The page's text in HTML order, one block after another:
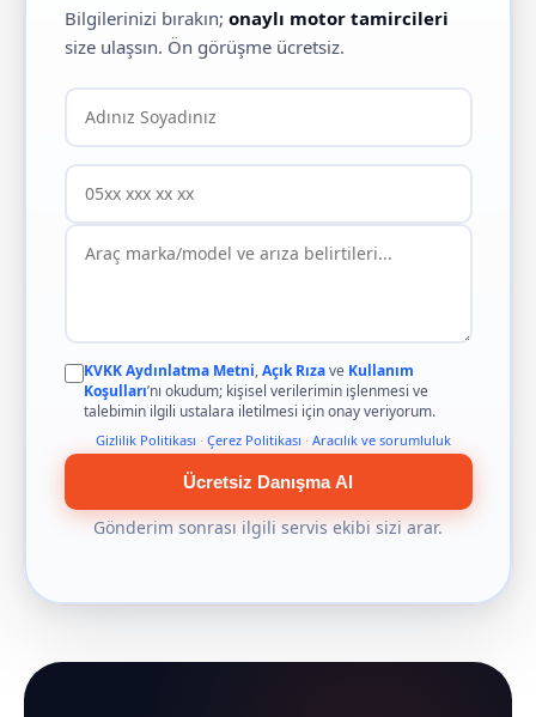
Bilgilerinizi bırakın; onaylı motor tamircileri
size ulaşsın. Ön görüşme ücretsiz.
KVKK Aydınlatma Metni,Açık Rızave Kullanım
Koşulları’nı okudum; kişisel verilerimin işlenmesi ve
talebimin ilgili ustalara iletilmesi için onay veriyorum.
Gizlilik Politikası · Çerez Politikası · Aracılık ve sorumluluk
Ücretsiz Danışma Al
Gönderim sonrası ilgili servis ekibi sizi arar.